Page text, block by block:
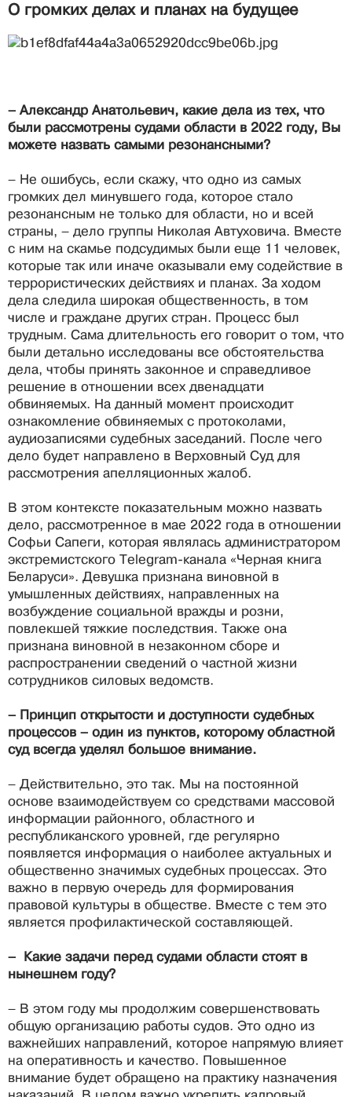
О громких делах и планах на будущее
– Александр Анатольевич, какие дела из тех, что
были рассмотрены судами области в 2022 году, Вы
можете назвать самыми резонансными?
– Не ошибусь, если скажу, что одно из самых
громких дел минувшего года, которое стало
резонансным не только для области, но и всей
страны, – дело группы Николая Автуховича. Вместе
с ним на скамье подсудимых были еще 11 человек,
которые так или иначе оказывали ему содействие в
террористических действиях и планах. За ходом
дела следила широкая общественность, в том
числе и граждане других стран. Процесс был
трудным. Сама длительность его говорит о том, что
были детально исследованы все обстоятельства
дела, чтобы принять законное и справедливое
решение в отношении всех двенадцати
обвиняемых. На данный момент происходит
ознакомление обвиняемых с протоколами,
аудиозаписями судебных заседаний. После чего
дело будет направлено в Верховный Суд для
рассмотрения апелляционных жалоб.
В этом контексте показательным можно назвать
дело, рассмотренное в мае 2022 года в отношении
Софьи Сапеги, которая являлась администратором
экстремистского Telegram-канала «Черная книга
Беларуси». Девушка признана виновной в
умышленных действиях, направленных на
возбуждение социальной вражды и розни,
повлекшей тяжкие последствия. Также она
признана виновной в незаконном сборе и
распространении сведений о частной жизни
сотрудников силовых ведомств.
– Принцип открытости и доступности судебных
процессов – один из пунктов, которому областной
суд всегда уделял большое внимание.
– Действительно, это так. Мы на постоянной
основе взаимодействуем со средствами массовой
информации районного, областного и
республиканского уровней, где регулярно
появляется информация о наиболее актуальных и
общественно значимых судебных процессах. Это
важно в первую очередь для формирования
правовой культуры в обществе. Вместе с тем это
является профилактической составляющей.
– Какие задачи перед судами области стоят в
нынешнем году?
– В этом году мы продолжим совершенствовать
общую организацию работы судов. Это одно из
важнейших направлений, которое напрямую влияет
на оперативность и качество. Повышенное
внимание будет обращено на практику назначения